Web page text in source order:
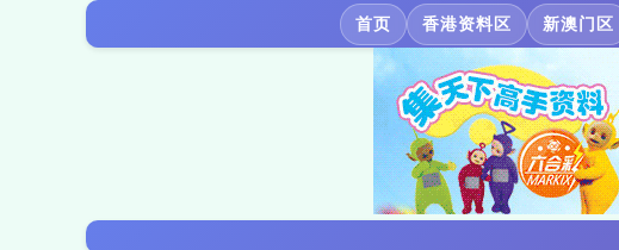
首页 香港资料区 新澳门区